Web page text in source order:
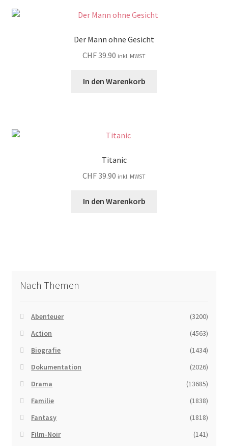
Der Mann ohne Gesicht
CHF39.90 inkl. MWST
In den Warenkorb
Titanic
CHF39.90 inkl. MWST
In den Warenkorb
Nach Themen
Abenteuer
(3200)
Action
(4563)
Biografie
(1434)
Dokumentation
(2026)
Drama
(13685)
Familie
(1838)
Fantasy
(1818)
Film-Noir
(141)